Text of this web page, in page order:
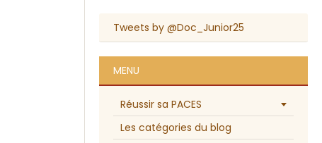
Tweets by @Doc_Junior25
MENU
Réussir sa PACES
Les catégories du blog